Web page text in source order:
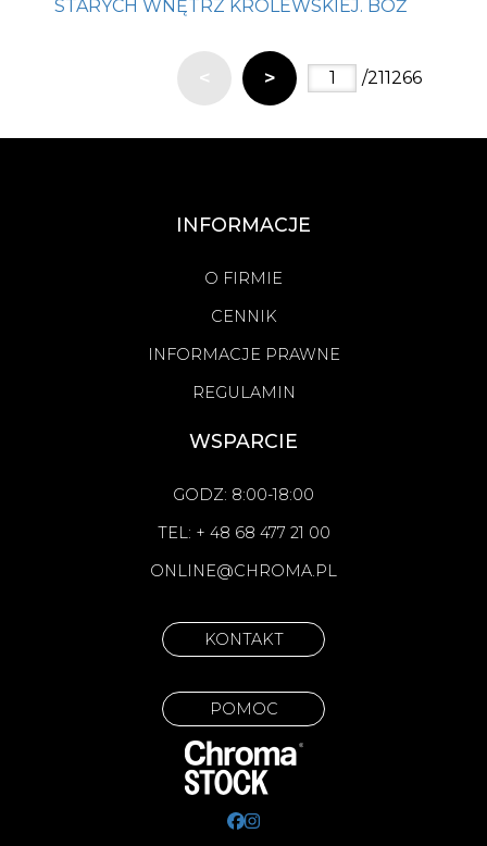
< > /211266
INFORMACJE
O FIRMIE
CENNIK
INFORMACJE PRAWNE
REGULAMIN
WSPARCIE
GODZ: 8:00-18:00
TEL: + 48 68 477 21 00
ONLINE@CHROMA.PL
KONTAKT
POMOC